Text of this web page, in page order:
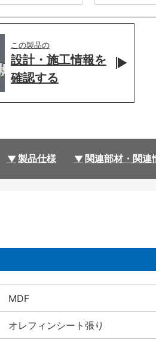
この製品の
設計・施工情報を
確認する
製品仕様 関連部材・関連
MDF
オレフィンシート張り